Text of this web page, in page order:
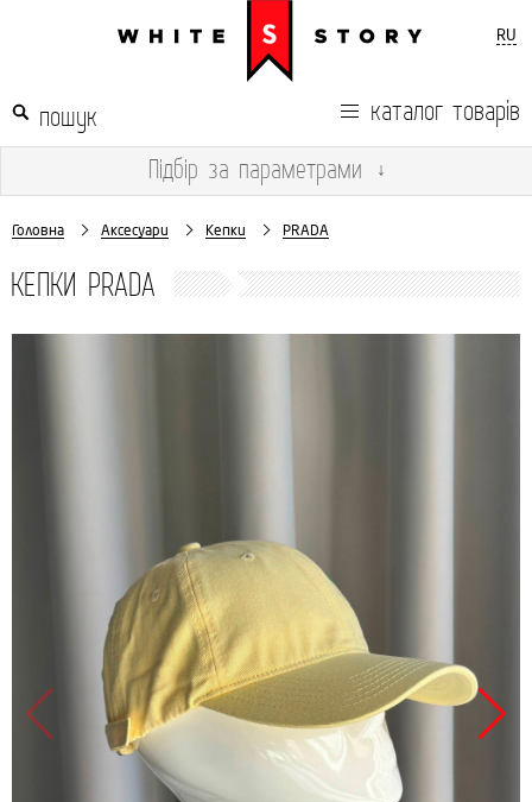
RU
каталог товарів
Підбір за параметрами ↓
Головна Аксесуари Кепки PRADA
КЕПКИ PRADA